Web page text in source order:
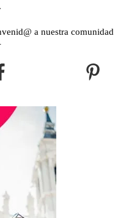
a nuestra comunidad